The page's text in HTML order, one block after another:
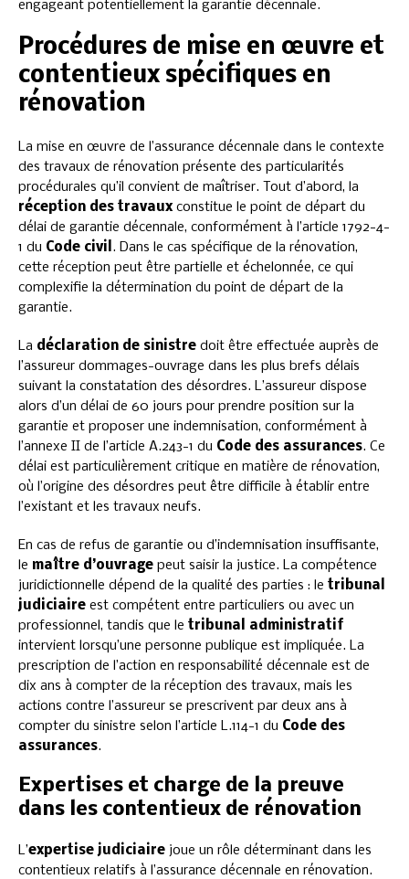
engageant potentiellement la garantie décennale.
Procédures de mise en œuvre et
contentieux spécifiques en
rénovation
La mise en œuvre de l’assurance décennale dans le contexte
des travaux de rénovation présente des particularités
procédurales qu’il convient de maîtriser. Tout d’abord, la
réception des travaux constitue le point de départ du
délai de garantie décennale, conformément à l’article 1792-4-
1 du Code civil . Dans le cas spécifique de la rénovation,
cette réception peut être partielle et échelonnée, ce qui
complexifie la détermination du point de départ de la
garantie.
La déclaration de sinistre doit être effectuée auprès de
l’assureur dommages-ouvrage dans les plus brefs délais
suivant la constatation des désordres. L’assureur dispose
alors d’un délai de 60 jours pour prendre position sur la
garantie et proposer une indemnisation, conformément à
l’annexe II de l’article A.243-1 du Code des assurances. Ce
délai est particulièrement critique en matière de rénovation,
où l’origine des désordres peut être difficile à établir entre
l’existant et les travaux neufs.
En cas de refus de garantie ou d’indemnisation insuffisante,
le maître d’ouvrage peut saisir la justice. La compétence
juridictionnelle dépend de la qualité des parties : le tribunal
judiciaire est compétent entre particuliers ou avec un
professionnel, tandis que le tribunal administratif
intervient lorsqu’une personne publique est impliquée. La
prescription de l’action en responsabilité décennale est de
dix ans à compter de la réception des travaux, mais les
actions contre l’assureur se prescrivent par deux ans à
compter du sinistre selon l’article L.114-1 du Code des
assurances.
Expertises et charge de la preuve
dans les contentieux de rénovation
L’expertise judiciaire joue un rôle déterminant dans les
contentieux relatifs à l’assurance décennale en rénovation.